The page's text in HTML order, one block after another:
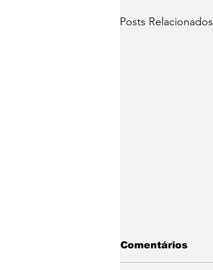
Posts Relacionados
Comentários